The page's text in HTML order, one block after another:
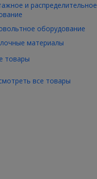
товары
и распределительное
оборудование
материалы
все товары